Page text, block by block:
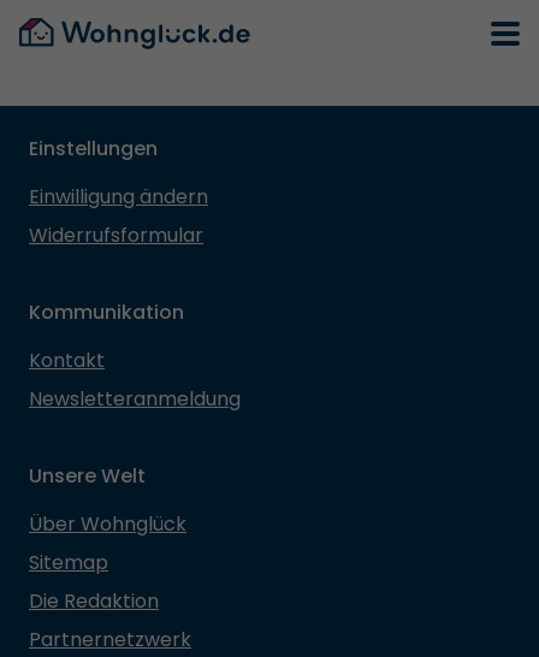
Einstellungen
Einwilligung ändern
Widerrufsformular
Kommunikation
Kontakt
Newsletteranmeldung
Unsere Welt
Über Wohnglück
Sitemap
Die Redaktion
Partnernetzwerk